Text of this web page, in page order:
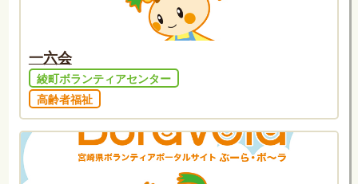
一六会
綾町ボランティアセンター
高齢者福祉